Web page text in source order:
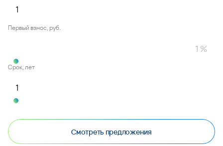
Первый взнос, руб.
Срок, лет
Смотреть предложения